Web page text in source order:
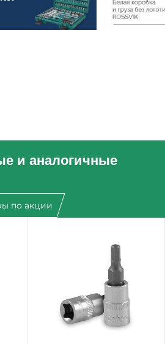
и аналогичные
по акции